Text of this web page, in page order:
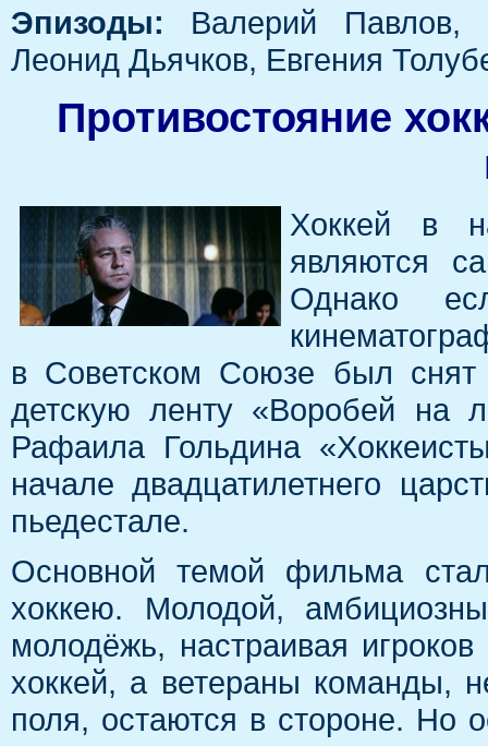
Эпизоды: Валерий Павлов,
Леонид Дьячков, Евгения
Противостояние
Хоккей в
являются
Однако
в Советском Союзе был
детскую ленту «Воробей на
Рафаила Гольдина
начале двадцатилетнего
пьедестале.
Основной темой фильма
хоккею. Молодой,
молодёжь, настраивая
хоккей, а ветераны команды,
поля, остаются в стороне. Но